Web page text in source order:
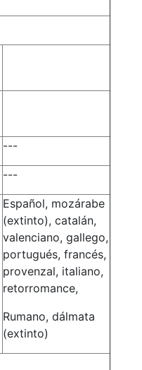
---
---
Español, mozárabe
(extinto), catalán,
valenciano, gallego,
portugués, francés,
provenzal, italiano,
retorromance,
Rumano, dálmata
(extinto)